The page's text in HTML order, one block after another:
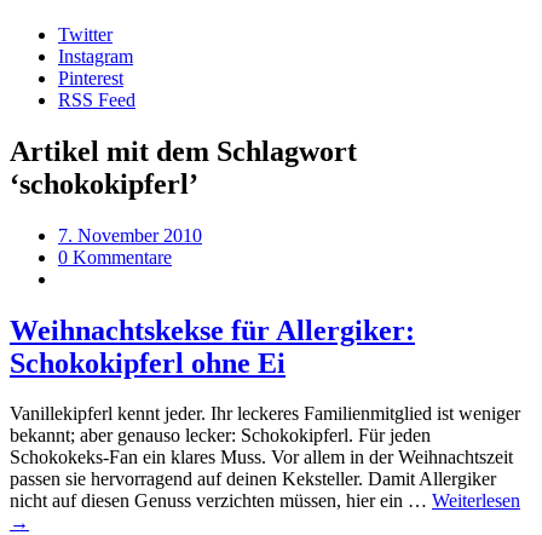
Twitter
Instagram
Pinterest
RSS Feed
Artikel mit dem Schlagwort
‘schokokipferl’
7. November 2010
0 Kommentare
Weihnachtskekse für Allergiker:
Schokokipferl ohne Ei
Vanillekipferl kennt jeder. Ihr leckeres Familienmitglied ist weniger
bekannt; aber genauso lecker: Schokokipferl. Für jeden
Schokokeks-Fan ein klares Muss. Vor allem in der Weihnachtszeit
passen sie hervorragend auf deinen Keksteller. Damit Allergiker
nicht auf diesen Genuss verzichten müssen, hier ein … Weiterlesen
→